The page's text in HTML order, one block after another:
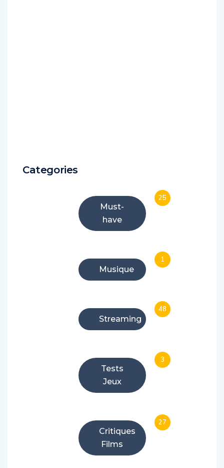
Categories
Must-
have
25
Musique
1
Streaming
48
Tests
Jeux
3
Critiques
Films
27